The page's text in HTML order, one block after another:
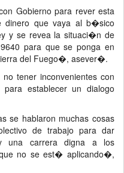
Gobierno para rever esta
dinero que vaya al b�sico
y se revea la situaci�n de
para que se ponga en
del Fuego�, asever�.
tener inconvenientes con
establecer un dialogo
se hablaron muchas cosas
de trabajo para dar
una carrera digna a los
no se est� aplicando�,